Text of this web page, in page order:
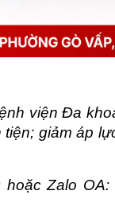
viện Đa
giảm áp
Zalo